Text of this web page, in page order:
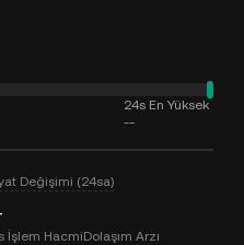
24s En Yüksek
--
Değişimi (24sa)
İşlem HacmiDolaşım Arzı